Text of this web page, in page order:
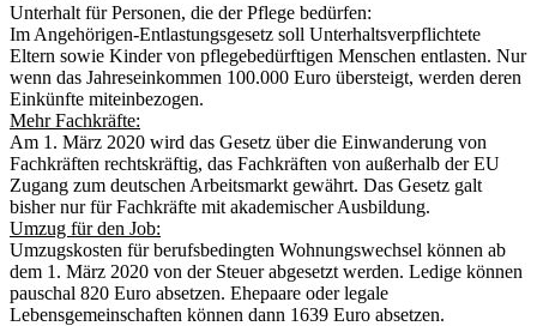
Unterhalt für Personen, die der Pflege bedürfen:
Im Angehörigen-Entlastungsgesetz soll Unterhaltsverpflichtete
Eltern sowie Kinder von pflegebedürftigen Menschen entlasten. Nur
wenn das Jahreseinkommen 100.000 Euro übersteigt, werden deren
Einkünfte miteinbezogen.
Mehr Fachkräfte:
Am 1. März 2020 wird das Gesetz über die Einwanderung von
Fachkräften rechtskräftig, das Fachkräften von außerhalb der EU
Zugang zum deutschen Arbeitsmarkt gewährt. Das Gesetz galt
bisher nur für Fachkräfte mit akademischer Ausbildung.
Umzug für den Job:
Umzugskosten für berufsbedingten Wohnungswechsel können ab
dem 1. März 2020 von der Steuer abgesetzt werden. Ledige können
pauschal 820 Euro absetzen. Ehepaare oder legale
Lebensgemeinschaften können dann 1639 Euro absetzen.